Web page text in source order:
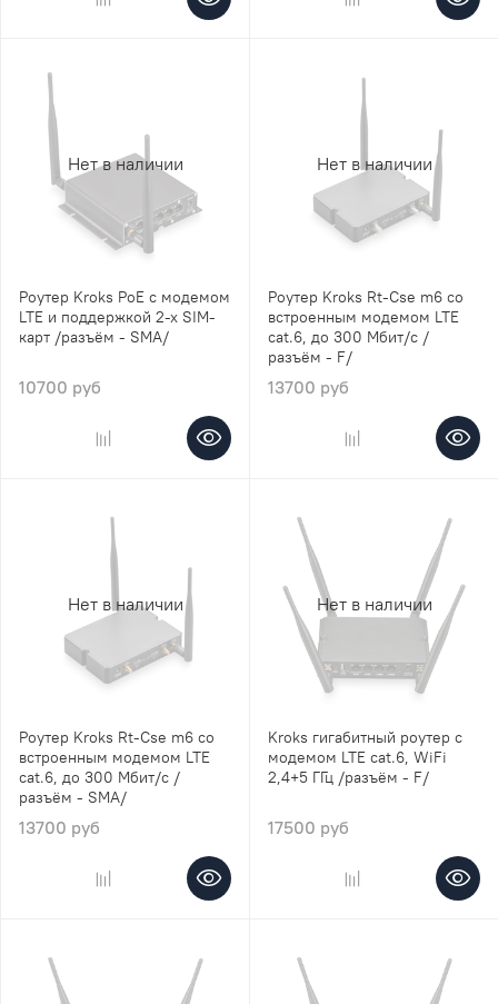
Нет в наличии
Роутер Kroks PoE с модемом
LTE и поддержкой 2-х SIM-
карт /разъём - SMA/
10700 руб
Нет в наличии
Роутер Kroks Rt-Cse m6 со
встроенным модемом LTE
cat.6, до 300 Мбит/c /
разъём - F/
13700 руб
Нет в наличии
Роутер Kroks Rt-Cse m6 со
встроенным модемом LTE
cat.6, до 300 Мбит/c /
разъём - SMA/
13700 руб
Нет в наличии
Kroks гигабитный роутер с
модемом LTE cat.6, WiFi
2,4+5 ГГц /разъём - F/
17500 руб